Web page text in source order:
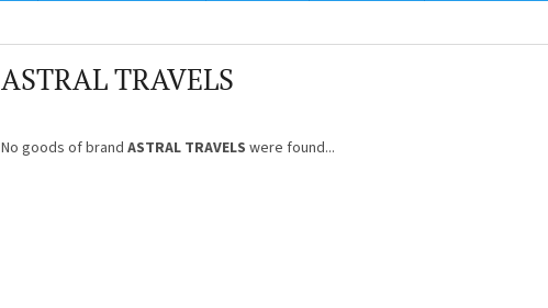
ASTRAL TRAVELS
No goods of brand ASTRAL TRAVELS were found...